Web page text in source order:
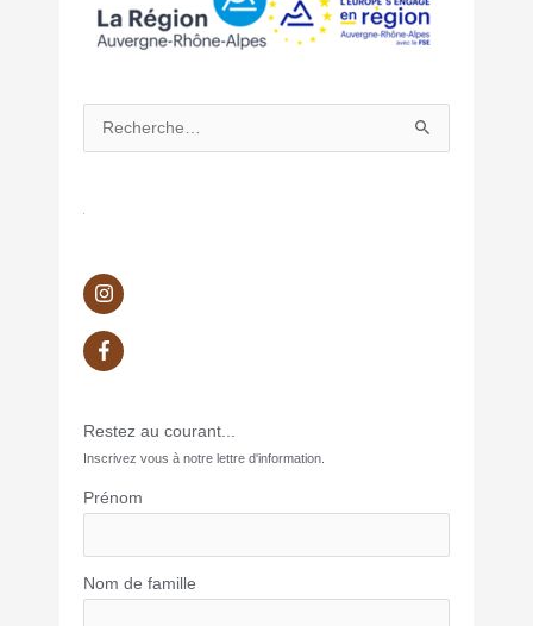
Restez au courant...
Inscrivez vous à notre lettre d'information.
Prénom
Nom de famille